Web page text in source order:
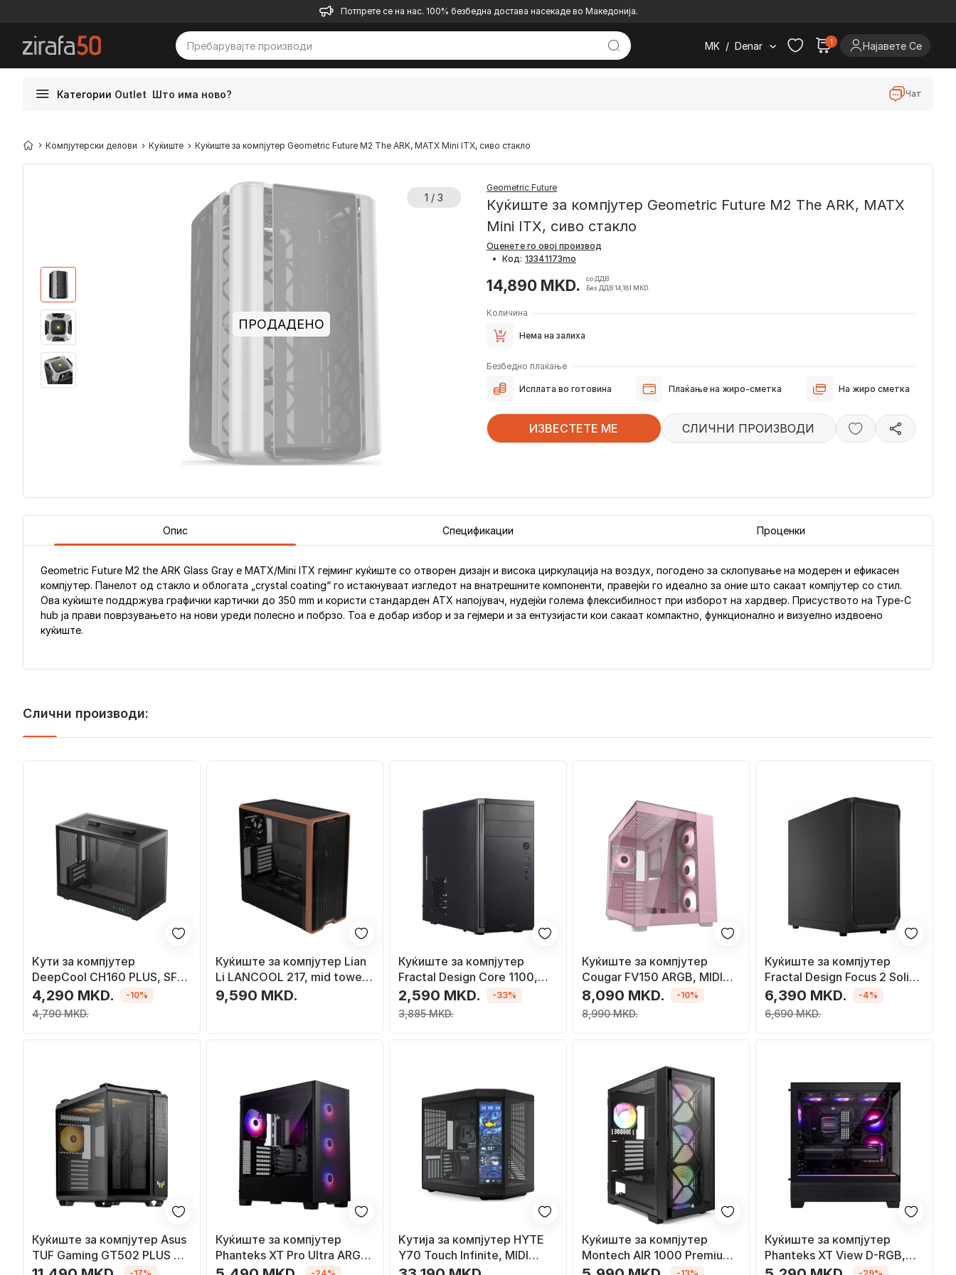
Потпрете се на нас. 100% безбедна достава насекаде во Македонија.
MK / Denar 1 Најавете Се
Категории Outlet Што има ново? Чат
Компјутерски делови Куќиште Куќиште за компјутер Geometric Future M2 The ARK, MATX Mini ITX, сиво стакло
1 / 3
ПРОДАДЕНО
Geometric Future
Куќиште за компјутер Geometric Future M2 The ARK, MATX
Mini ITX, сиво стакло
Оценете го овој производ
• Код:
14,890 MKD.
со ДДВ
Без ДДВ 14,181 MKD.
Количина
Нема на залиха
Безбедно плаќање
Исплата во готовина Плаќање на жиро-сметка На жиро сметка
ИЗВЕСТЕТЕ МЕ СЛИЧНИ ПРОИЗВОДИ
Опис Спецификации Проценки
Geometric Future M2 the ARK Glass Gray е MATX/Mini ITX гејминг куќиште со отворен дизајн и висока циркулација на воздух, погодено за склопување на модерен и ефикасен
компјутер. Панелот од стакло и облогата „crystal coating“ го истакнуваат изгледот на внатрешните компоненти, правејќи го идеално за оние што сакаат компјутер со стил.
Ова куќиште поддржува графички картички до 350 mm и користи стандарден ATX напојувач, нудејќи голема флексибилност при изборот на хардвер. Присуството на Type-C
hub ја прави поврзувањето на нови уреди полесно и побрзо. Тоа е добар избор и за гејмери и за ентузијасти кои сакаат компактно, функционално и визуелно издвоено
куќиште.
Слични производи:
Kути за компјутер
DeepCool CH160 PLUS, SFF,
ATX напојување, црна
4,290 MKD.
4,790 MKD.
-10%
Куќиште за компјутер Lian
Li LANCOOL 217, mid tower,
зацврстено стакло, црно
9,590 MKD.
Куќиште за компјутер
Fractal Design Core 1100,
Mini Tower
2,590 MKD.
3,885 MKD.
-33%
Куќиште за компјутер
Cougar FV150 ARGB, MIDI
Tower, розово
8,090 MKD.
8,990 MKD.
-10%
Куќиште за компјутер
Fractal Design Focus 2 Solid,
Midi Tower
6,390 MKD.
6,690 MKD.
-4%
Куќиште за компјутер Asus
TUF Gaming GT502 PLUS TG
ARGB, Црна, Midi Tower
Куќиште за компјутер
Phanteks XT Pro Ultra ARGB,
Midi Tower
Kутија за компјутер HYTE
Y70 Touch Infinite, MIDI
Tower, екран 14.9\" на
Куќиште за компјутер
Montech AIR 1000 Premium,
Црна, Midi Tower
Куќиште за компјутер
Phanteks XT View D-RGB,
Црна, Midi Tower